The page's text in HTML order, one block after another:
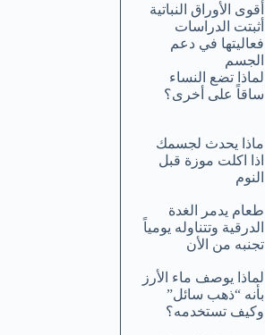
أقوى الأوراق النباتية
أثبتت الدراسات
فعاليتها في دعم
الجسم
لماذا تضع النساء
ساقاً على أخرى؟
ماذا يحدث لجسمك
اذا اكلت موزة قبل
النوم
طعام يدمر الغدة
الدرقية وتتناوله يومياً
تجنبه من الأن
لماذا يوصف ماء الأرز
بأنه “ذهب سائل”
وكيف تستخدمه؟